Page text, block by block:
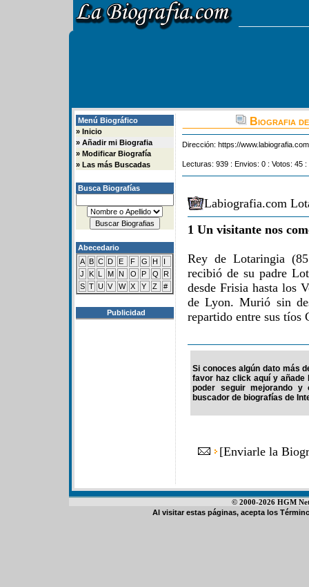
Menú Biográfico
» Inicio
» Añadir mi Biografia
» Modificar Biografía
» Las más Buscadas
Busca Biografías
Abecedario
A B C D E F G H
I
J
K L M N O P Q
R
S T U V W X Y Z #
Publicidad
Biografia
Dirección: https://
Lecturas: 939 : Envios: 0 : Votos: 45
Labiografia.com
1 Un visitante nos
Rey de Lotaringia
recibió de su padre
desde Frisia hasta los
de Lyon. Murió sin
repartido entre sus tíos
Si conoces algún dato más
favor haz click aquí y
poder seguir mejorando y
buscador de biografías de
[Enviarle la
© 2000-2026 HGM
Al visitar estas páginas, acepta los